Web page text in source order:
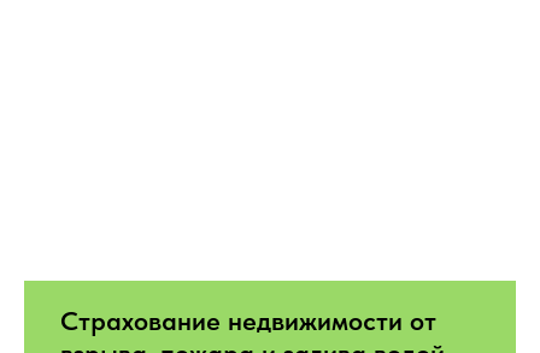
Страхование недвижимости от